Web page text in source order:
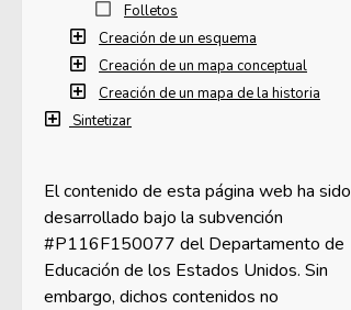
Folletos
Creación de un esquema
Creación de un mapa conceptual
Creación de un mapa de la historia
Sintetizar
El contenido de esta página web ha sido
desarrollado bajo la subvención
#P116F150077 del Departamento de
Educación de los Estados Unidos. Sin
embargo, dichos contenidos no